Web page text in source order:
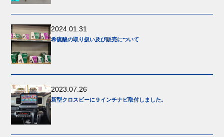
2024.01.31
希硫酸の取り扱い及び販売について
2023.07.26
新型クロスビーに９インチナビ取付しました。